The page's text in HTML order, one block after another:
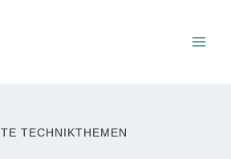
TECHNIKTHEMEN